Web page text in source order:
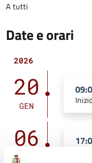
A tutti
Date e orari
2026
20
GEN
06
FEB